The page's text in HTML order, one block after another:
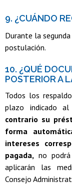
9. ¿CUÁNDO
Durante la
postulación.
10. ¿QUÉ
POSTERIOR A
Todos los
plazo indicado
contrario su
forma
intereses
pagada, no
aplicarán las
Consejo